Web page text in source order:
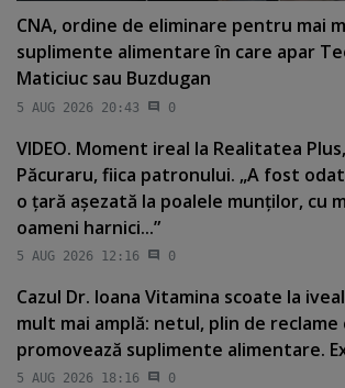
CNA, ordine de eliminare pentru mai
suplimente alimentare în care apar
Maticiuc sau Buzdugan
5 AUG 2026 20:43 0
VIDEO. Moment ireal la Realitatea
Păcuraru, fiica patronului. „A fost
o ţară aşezată la poalele munţilor, cu
oameni harnici...”
5 AUG 2026 12:16 0
Cazul Dr. Ioana Vitamina scoate la
mult mai amplă: netul, plin de
promovează suplimente alimentare.
5 AUG 2026 18:16 0